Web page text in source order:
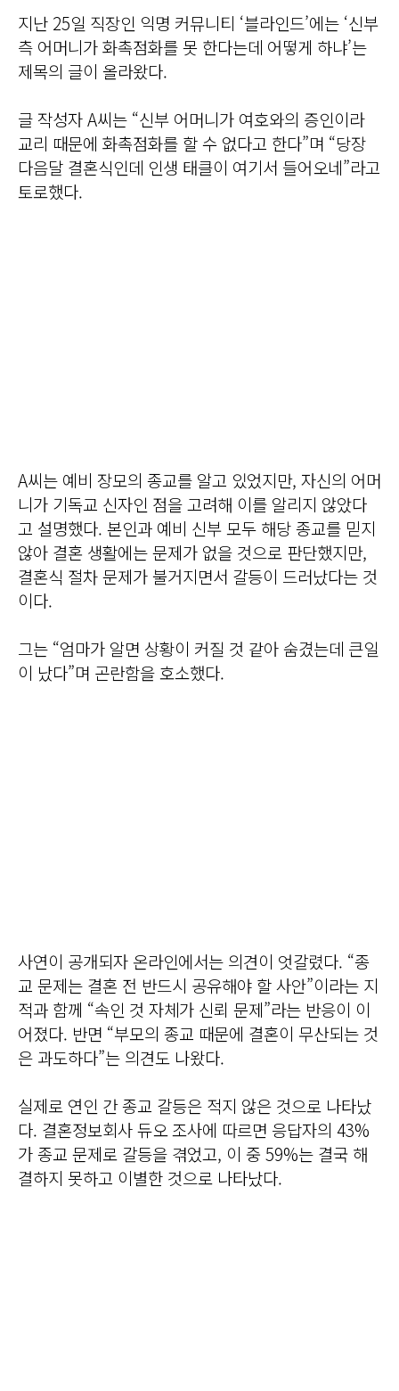
지난 25일 직장인 익명 커뮤니티 ‘블라인드’에는 ‘신부
측 어머니가 화촉점화를 못 한다는데 어떻게 하냐’는
제목의 글이 올라왔다.
글 작성자 A씨는 “신부 어머니가 여호와의 증인이라
교리 때문에 화촉점화를 할 수 없다고 한다”며 “당장
다음달 결혼식인데 인생 태클이 여기서 들어오네”라고
토로했다.
A씨는 예비 장모의 종교를 알고 있었지만, 자신의 어머
니가 기독교 신자인 점을 고려해 이를 알리지 않았다
고 설명했다. 본인과 예비 신부 모두 해당 종교를 믿지
않아 결혼 생활에는 문제가 없을 것으로 판단했지만,
결혼식 절차 문제가 불거지면서 갈등이 드러났다는 것
이다.
그는 “엄마가 알면 상황이 커질 것 같아 숨겼는데 큰일
이 났다”며 곤란함을 호소했다.
사연이 공개되자 온라인에서는 의견이 엇갈렸다. “종
교 문제는 결혼 전 반드시 공유해야 할 사안”이라는 지
적과 함께 “속인 것 자체가 신뢰 문제”라는 반응이 이
어졌다. 반면 “부모의 종교 때문에 결혼이 무산되는 것
은 과도하다”는 의견도 나왔다.
실제로 연인 간 종교 갈등은 적지 않은 것으로 나타났
다. 결혼정보회사 듀오 조사에 따르면 응답자의 43%
가 종교 문제로 갈등을 겪었고, 이 중 59%는 결국 해
결하지 못하고 이별한 것으로 나타났다.